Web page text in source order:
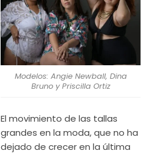
Modelos: Angie Newball, Dina
Bruno y Priscilla Ortiz
El movimiento de las tallas
grandes en la moda, que no ha
dejado de crecer en la última